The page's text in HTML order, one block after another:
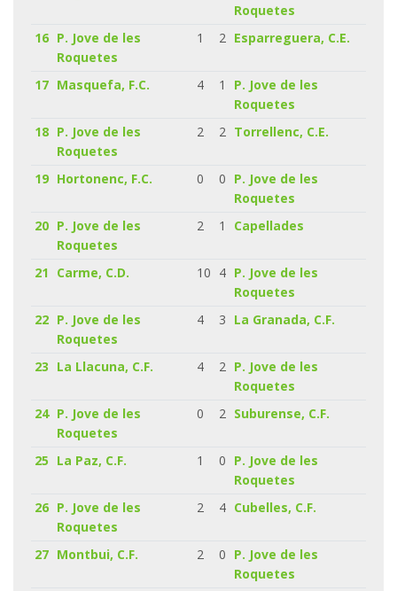
Roquetes
16 P. Jove de les
Roquetes
1 2 Esparreguera, C.E.
17 Masquefa, F.C. 4 1
P. Jove de les
Roquetes
18 P. Jove de les
Roquetes
2 2 Torrellenc, C.E.
19 Hortonenc, F.C. 0 0 P. Jove de les
Roquetes
20 P. Jove de les
Roquetes
2 1 Capellades
21 Carme, C.D. 10 4 P. Jove de les
Roquetes
22 P. Jove de les
Roquetes
4 3 La Granada, C.F.
23 La Llacuna, C.F. 4 2 P. Jove de les
Roquetes
24 P. Jove de les
Roquetes
0 2 Suburense, C.F.
25 La Paz, C.F. 1 0 P. Jove de les
Roquetes
26 P. Jove de les
Roquetes
2 4 Cubelles, C.F.
27 Montbui, C.F. 2 0 P. Jove de les
Roquetes